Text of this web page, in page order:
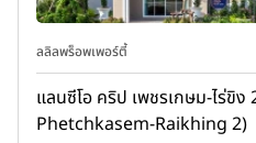
ลลิลพร็อพเพอร์ตี้
แลนซีโอ คริป เพชรเกษม-ไร่ขิ
Phetchkasem-Raikhing 2)